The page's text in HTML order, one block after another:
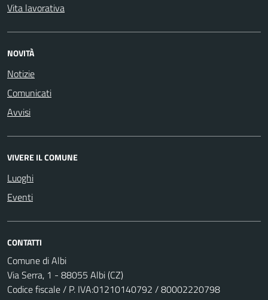
Vita lavorativa
NOVITÀ
Notizie
Comunicati
Avvisi
VIVERE IL COMUNE
Luoghi
Eventi
CONTATTI
Comune di Albi
Via Serra, 1 - 88055 Albi (CZ)
Codice fiscale / P. IVA:01210140792 / 80002220798